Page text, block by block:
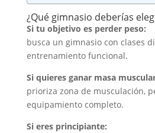
¿Qué gimnasio deberías
Si tu objetivo es perder peso:
busca un gimnasio con clases
entrenamiento funcional.
Si quieres ganar masa
prioriza zona de musculación,
equipamiento completo.
Si eres principiante: